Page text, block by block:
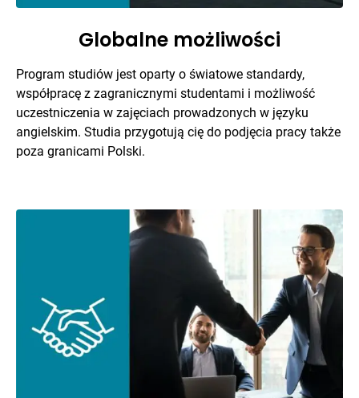
Globalne możliwości
Program studiów jest oparty o światowe standardy,
współpracę z zagranicznymi studentami i możliwość
uczestniczenia w zajęciach prowadzonych w języku
angielskim. Studia przygotują cię do podjęcia pracy także
poza granicami Polski.